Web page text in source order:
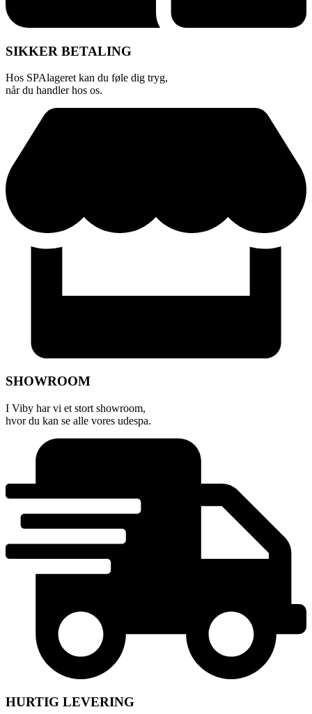
SIKKER BETALING
Hos SPAlageret kan du føle dig tryg,
når du handler hos os.
SHOWROOM
I Viby har vi et stort showroom,
hvor du kan se alle vores udespa.
HURTIG LEVERING